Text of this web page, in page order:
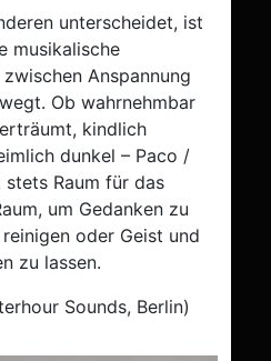
unterscheidet, ist
musikalische
Anspannung
Ob wahrnehmbar
kindlich
dunkel – Paco /
Raum für das
um Gedanken zu
oder Geist und
zu lassen.
Sounds, Berlin)